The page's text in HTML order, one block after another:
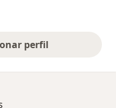
perfil